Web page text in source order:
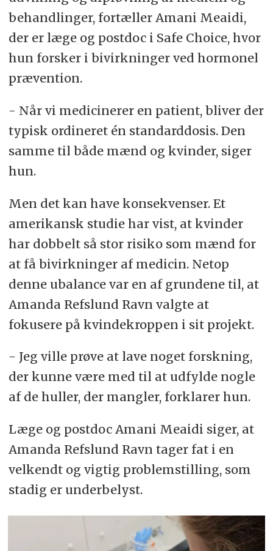
behandlinger, fortæller Amani Meaidi,
der er læge og postdoc i Safe Choice, hvor
hun forsker i bivirkninger ved hormonel
prævention.
- Når vi medicinerer en patient, bliver der
typisk ordineret én standarddosis. Den
samme til både mænd og kvinder, siger
hun.
Men det kan have konsekvenser. Et
amerikansk studie har vist, at kvinder
har dobbelt så stor risiko som mænd for
at få bivirkninger af medicin. Netop
denne ubalance var en af grundene til, at
Amanda Refslund Ravn valgte at
fokusere på kvindekroppen i sit projekt.
- Jeg ville prøve at lave noget forskning,
der kunne være med til at udfylde nogle
af de huller, der mangler, forklarer hun.
Læge og postdoc Amani Meaidi siger, at
Amanda Refslund Ravn tager fat i en
velkendt og vigtig problemstilling, som
stadig er underbelyst.